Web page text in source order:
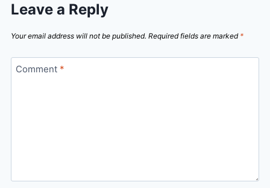
Leave a Reply
Your email address will not be published. Required fields are marked *
Comment *